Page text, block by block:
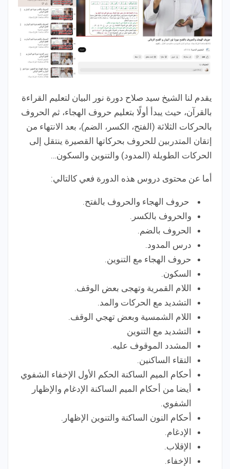
يقدم لنا الشيخ سيد صلاح دورة نور البيان لتعليم القراءة
بالقرآن، حيث يبدأ أولًا بتعليم حروف الهجاء، ثم الحروف
بالحركات الثلاثة (الفتح، الكسر، الضم)، بعد الانتهاء من
إتقان المتدربين للحروف بحركاتها القصيرة ينتقل إلى
الحركات الطويلة (المدود) والتنوين والسكون…
أما عن محتوى دروس هذه الدورة فعي كالتالي:
حروف الهجاء والحروف بالفتح.
والحروف بالكسر.
الحروف بالضم.
درس المدود.
حروف الهجاء مع التنوين.
السكون.
اللام القمرية وتهجى بعض الوقف.
التشديد مع الحركات والمد.
اللام الشمسية وبعض تهجي الوقف.
التشديد مع التنوين
المشدد الموقوف عليه.
التقاء الساكنين.
أحكام الميم الساكنة الحكم الأول الإخفاء الشفوي
أيضا من أحكام الميم الساكنة الإدغام والإظهار
الشفوي.
أحكام النون الساكنة والتنوين الإظهار.
الإدغام.
الإقلاب.
الإخفاء.